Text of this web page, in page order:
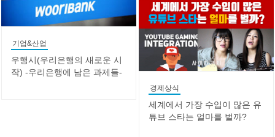
기업&산업
우행시(우리은행의 새로운 시
작) -우리은행에 남은 과제들-
경제상식
세계에서 가장 수입이 많은 유
튜브 스타는 얼마를 벌까?